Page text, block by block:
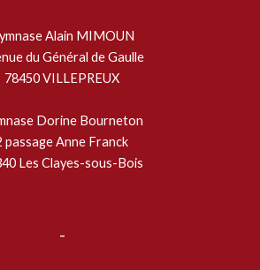
Alain MIMOUN
du Général de Gaulle
78450 VILLEPREUX
Dorine Bourneton
passage Anne Franck
Les Clayes-sous-Bois
-